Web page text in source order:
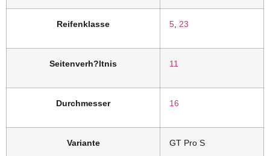
Reifenklasse 5 23
Seitenverh?ltnis 11
Durchmesser 16
Variante GT Pro S